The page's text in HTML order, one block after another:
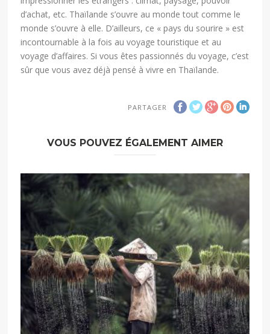
d’achat, etc. Thaïlande s’ouvre au monde tout comme le
monde s’ouvre à elle. D’ailleurs, ce « pays du sourire » est
incontournable à la fois au voyage touristique et au
voyage d’affaires. Si vous êtes passionnés du voyage, c’est
sûr que vous avez déjà pensé à vivre en Thaïlande.
PARTAGER
VOUS POUVEZ ÉGALEMENT AIMER